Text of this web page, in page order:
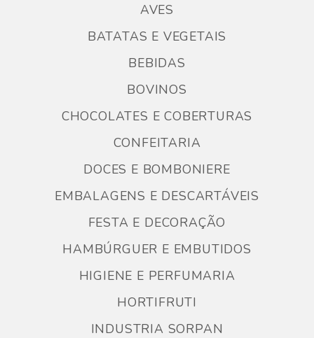
AVES
BATATAS E VEGETAIS
BEBIDAS
BOVINOS
CHOCOLATES E COBERTURAS
CONFEITARIA
DOCES E BOMBONIERE
EMBALAGENS E DESCARTÁVEIS
FESTA E DECORAÇÃO
HAMBÚRGUER E EMBUTIDOS
HIGIENE E PERFUMARIA
HORTIFRUTI
INDUSTRIA SORPAN